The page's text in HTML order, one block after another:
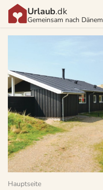
Urlaub.dk
Gemeinsam nach
Hauptseite